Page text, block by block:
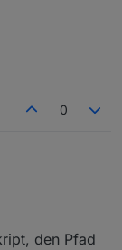
0
den Pfad